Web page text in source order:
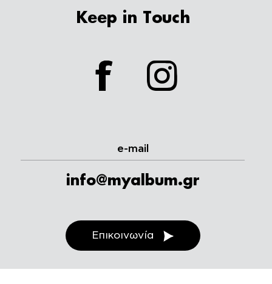
Keep in Touch
facebook
e-mail
info@myalbum.gr
Επικοινωνία